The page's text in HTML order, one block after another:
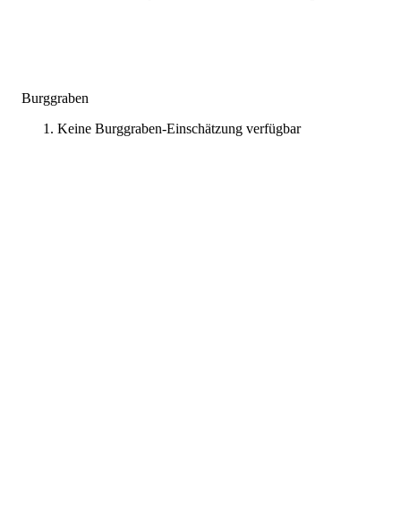
Burggraben
Keine Burggraben-Einschätzung verfügbar